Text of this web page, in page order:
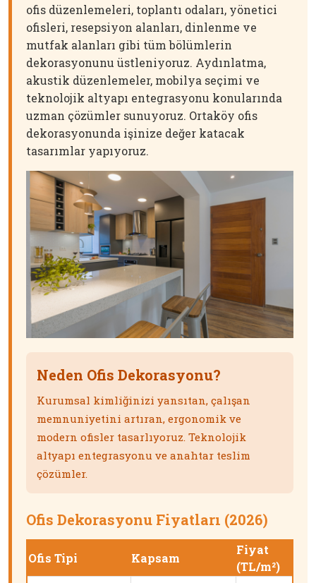
ofis düzenlemeleri, toplantı odaları, yönetici
ofisleri, resepsiyon alanları, dinlenme ve
mutfak alanları gibi tüm bölümlerin
dekorasyonunu üstleniyoruz. Aydınlatma,
akustik düzenlemeler, mobilya seçimi ve
teknolojik altyapı entegrasyonu konularında
uzman çözümler sunuyoruz. Ortaköy ofis
dekorasyonunda işinize değer katacak
tasarımlar yapıyoruz.
Neden Ofis Dekorasyonu?
Kurumsal kimliğinizi yansıtan, çalışan
memnuniyetini artıran, ergonomik ve
modern ofisler tasarlıyoruz. Teknolojik
altyapı entegrasyonu ve anahtar teslim
çözümler.
Ofis Dekorasyonu Fiyatları (2026)
Ofis Tipi Kapsam
Fiyat
(TL/m²)